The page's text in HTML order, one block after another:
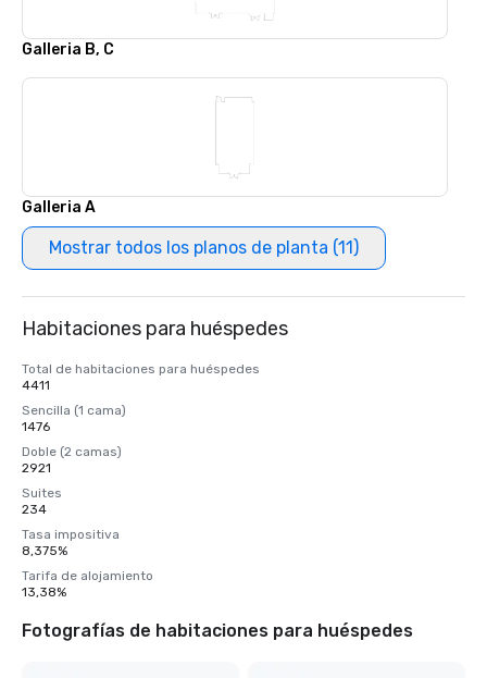
Galleria B, C
Galleria A
Mostrar todos los planos de planta (11)
Habitaciones para huéspedes
Total de habitaciones para huéspedes
4411
Sencilla (1 cama)
1476
Doble (2 camas)
2921
Suites
234
Tasa impositiva
8,375%
Tarifa de alojamiento
13,38%
Fotografías de habitaciones para huéspedes